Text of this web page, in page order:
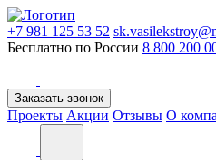
+7 981 125 53 52
Бесплатно по России 8 800 200
Заказать звонок
Проекты Акции Отзывы О